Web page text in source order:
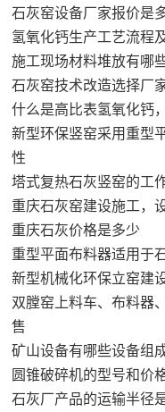
石灰窑设备厂家报价是
氢氧化钙生产工艺流程
施工现场材料堆放有哪
石灰窑技术改造选择厂
什么是高比表氢氧化钙
新型环保竖窑采用重型
性
塔式复热石灰竖窑的工
重庆石灰窑建设施工，
重庆石灰价格是多少
重型平面布料器适用于
新型机械化环保立窑建
双膛窑上料车、布料器
售
矿山设备有哪些设备组
圆锥破碎机的型号和价
石灰厂产品的运输半径